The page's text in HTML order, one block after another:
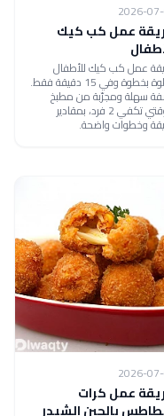
2026-
عمل كب كيك
عمل كب كيك للأطفال
خطوة بخطوة وفي 15 دقيقة فقط.
سهلة ومجرّبة من مطبخ
دلوقتي تكفي 2 فرد، بمقادير
وخطوات واضحة.
2026-
عمل كرات
بالجبن الشيدر